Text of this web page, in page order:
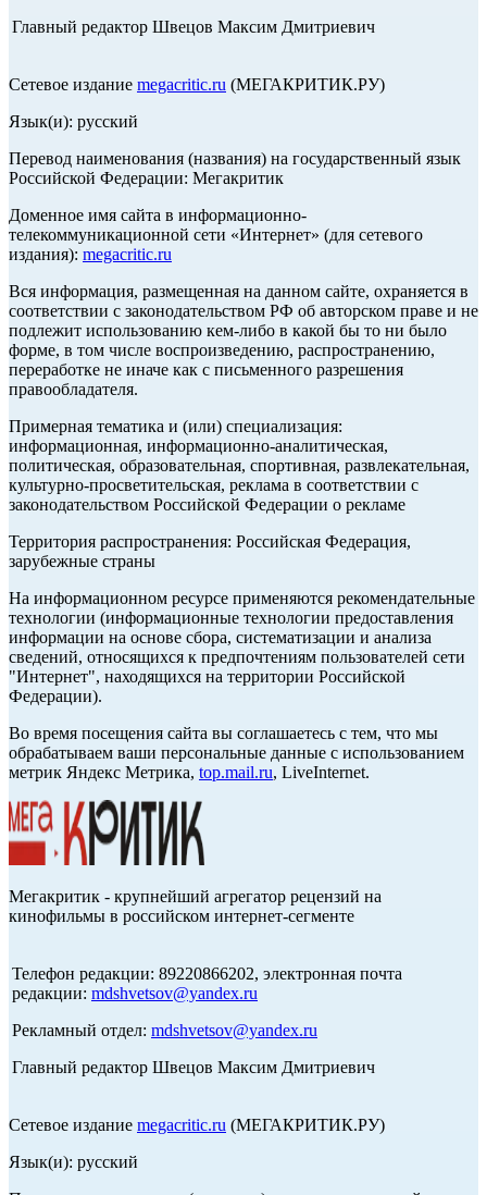
Главный редактор Швецов Максим Дмитриевич
Сетевое издание megacritic.ru (МЕГАКРИТИК.РУ)
Язык(и): русский
Перевод наименования (названия) на государственный язык
Российской Федерации: Мегакритик
Доменное имя сайта в информационно-
телекоммуникационной сети «Интернет» (для сетевого
издания): megacritic.ru
Вся информация, размещенная на данном сайте, охраняется в
соответствии с законодательством РФ об авторском праве и не
подлежит использованию кем-либо в какой бы то ни было
форме, в том числе воспроизведению, распространению,
переработке не иначе как с письменного разрешения
правообладателя.
Примерная тематика и (или) специализация:
информационная, информационно-аналитическая,
политическая, образовательная, спортивная, развлекательная,
культурно-просветительская, реклама в соответствии с
законодательством Российской Федерации о рекламе
Территория распространения: Российская Федерация,
зарубежные страны
На информационном ресурсе применяются рекомендательные
технологии (информационные технологии предоставления
информации на основе сбора, систематизации и анализа
сведений, относящихся к предпочтениям пользователей сети
"Интернет", находящихся на территории Российской
Федерации).
Во время посещения сайта вы соглашаетесь с тем, что мы
обрабатываем ваши персональные данные с использованием
метрик Яндекс Метрика, top.mail.ru, LiveInternet.
Мегакритик - крупнейший агрегатор рецензий на
кинофильмы в российском интернет-сегменте
Телефон редакции: 89220866202, электронная почта
редакции: mdshvetsov@yandex.ru
Рекламный отдел: mdshvetsov@yandex.ru
Главный редактор Швецов Максим Дмитриевич
Сетевое издание megacritic.ru (МЕГАКРИТИК.РУ)
Язык(и): русский